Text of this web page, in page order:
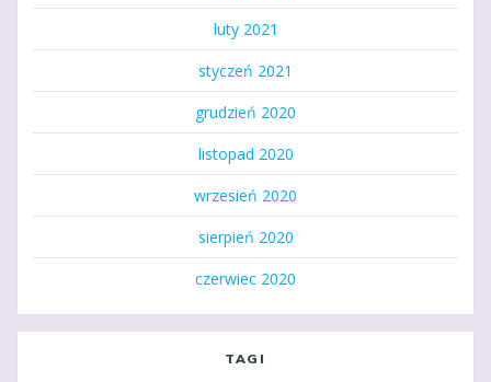
luty 2021
styczeń 2021
grudzień 2020
listopad 2020
wrzesień 2020
sierpień 2020
czerwiec 2020
TAGI